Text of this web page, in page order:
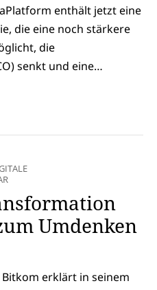
enthält jetzt eine
die eine noch stärkere
die
senkt und eine…
Umdenken
Bitkom erklärt in seinem